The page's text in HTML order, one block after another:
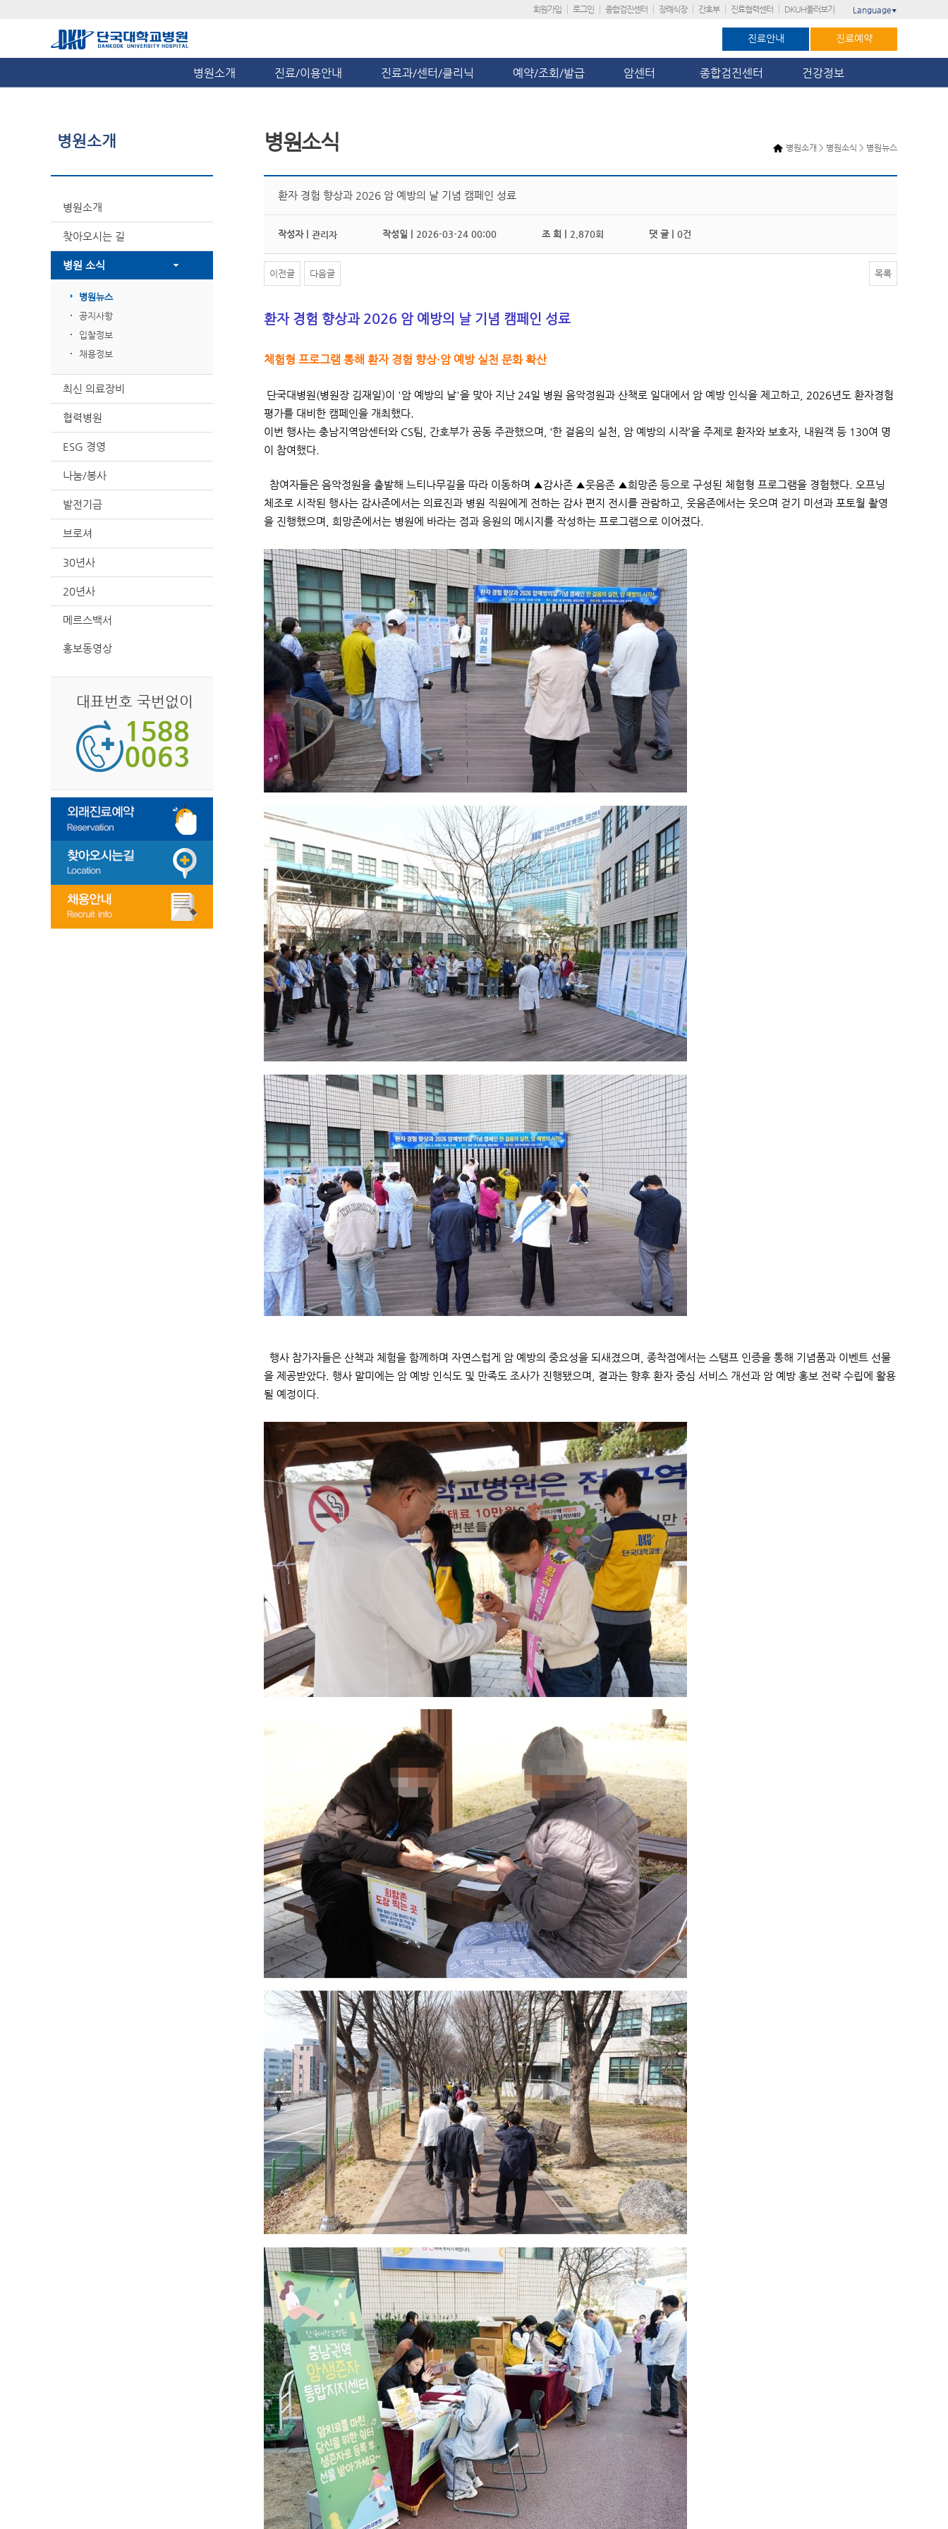
회원가입 로그인 종합검진센터 장례식장 간호부 진료협력센터 DKUH둘러보기 Language ▼
진료안내 진료예약
병원소개 진료/이용안내 진료과/센터/클리닉 예약/조회/발급 암센터 종합검진센터 건강정보
병원소개
병원소개
찾아오시는 길
병원 소식
병원뉴스
공지사항
입찰정보
채용정보
최신 의료장비
협력병원
ESG 경영
나눔/봉사
발전기금
브로셔
30년사
20년사
메르스백서
홍보동영상
대표번호 국번없이
병원소개 > 병원소식 > 병원뉴스
병원소식
환자 경험 향상과 2026 암 예방의 날 기념 캠페인 성료
작성자 | 관리자 작성일 | 2026-03-24 00:00 조 회 | 2,870회 댓 글 | 0건
이전글 다음글 목록
환자 경험 향상과 2026 암 예방의 날 기념 캠페인 성료
체험형 프로그램 통해 환자 경험 향상·암 예방 실천 문화 확산
단국대병원(병원장 김재일)이 '암 예방의 날'을 맞아 지난 24일 병원 음악정원과 산책로 일대에서 암 예방 인식을 제고하고, 2026년도 환자경험
평가를 대비한 캠페인을 개최했다.
이번 행사는 충남지역암센터와 CS팀, 간호부가 공동 주관했으며, ‘한 걸음의 실천, 암 예방의 시작’을 주제로 환자와 보호자, 내원객 등 130여 명
이 참여했다.
참여자들은 음악정원을 출발해 느티나무길을 따라 이동하며 ▲감사존 ▲웃음존 ▲희망존 등으로 구성된 체험형 프로그램을 경험했다. 오프닝
체조로 시작된 행사는 감사존에서는 의료진과 병원 직원에게 전하는 감사 편지 전시를 관람하고, 웃음존에서는 웃으며 걷기 미션과 포토월 촬영
을 진행했으며, 희망존에서는 병원에 바라는 점과 응원의 메시지를 작성하는 프로그램으로 이어졌다.
행사 참가자들은 산책과 체험을 함께하며 자연스럽게 암 예방의 중요성을 되새겼으며, 종착점에서는 스탬프 인증을 통해 기념품과 이벤트 선물
을 제공받았다. 행사 말미에는 암 예방 인식도 및 만족도 조사가 진행됐으며, 결과는 향후 환자 중심 서비스 개선과 암 예방 홍보 전략 수립에 활용
될 예정이다.